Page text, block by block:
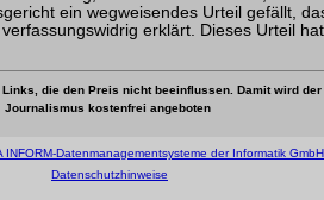
ein wegweisendes Urteil gefällt,
erklärt. Dieses Urteil
die den Preis nicht beeinflussen. Damit wird
Journalismus kostenfrei angeboten
INFORM-Datenmanagementsysteme der Informatik GmbH
Datenschutzhinweise